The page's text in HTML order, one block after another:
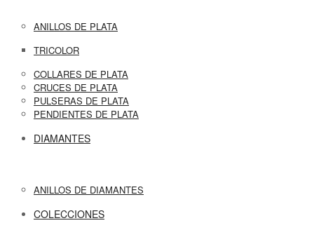
ANILLOS DE PLATA
TRICOLOR
COLLARES DE PLATA
CRUCES DE PLATA
PULSERAS DE PLATA
PENDIENTES DE PLATA
DIAMANTES
ANILLOS DE DIAMANTES
COLECCIONES